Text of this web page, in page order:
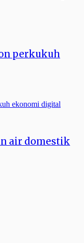
perkukuh
air domestik